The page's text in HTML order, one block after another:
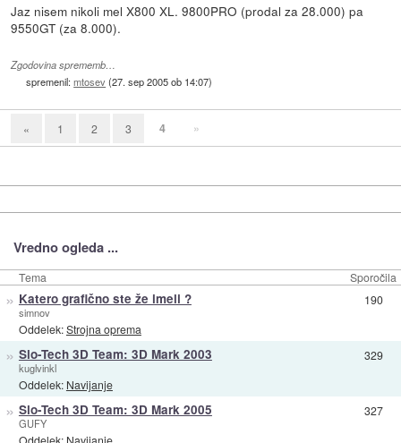
Jaz nisem nikoli mel X800 XL. 9800PRO (prodal za 28.000) pa
9550GT (za 8.000).
Zgodovina sprememb…
spremenil:mtosev(27. sep 2005 ob 14:07)
« 1 2 3 4 »
Vredno ogleda ...
Tema Sporočila
» Katero grafično ste že imeli ?
simnov
Oddelek:Strojna oprema
190
» Slo-Tech 3D Team: 3D Mark 2003
kuglvinkl
Oddelek: Navijanje
329
» Slo-Tech 3D Team: 3D Mark 2005
GUFY
327